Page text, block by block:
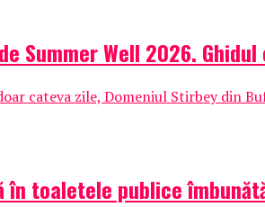
Summer Well 2026.
cateva zile, Domeniul Stirbey din
în toaletele publice